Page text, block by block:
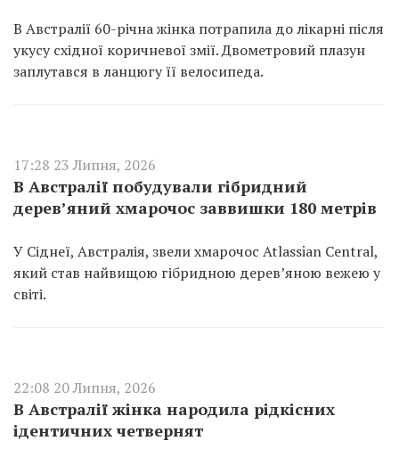
В Австралії 60-річна жінка потрапила до лікарні після
укусу східної коричневої змії. Двометровий плазун
заплутався в ланцюгу її велосипеда.
17:28 23 Липня, 2026
В Австралії побудували гібридний
дерев’яний хмарочос заввишки 180 метрів
У Сіднеї, Австралія, звели хмарочос Atlassian Central,
який став найвищою гібридною дерев’яною вежею у
світі.
22:08 20 Липня, 2026
В Австралії жінка народила рідкісних
ідентичних четвернят